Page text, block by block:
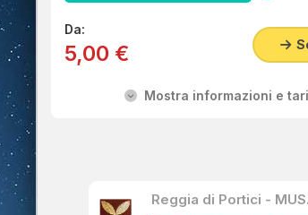
Da:
5,00 €
Mostra informazioni e
Reggia di Portici -